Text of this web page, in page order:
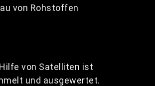
von Rohstoffen
von Satelliten ist
und ausgewertet.